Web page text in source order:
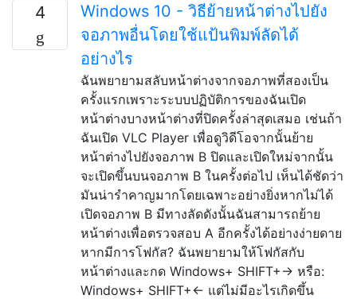
4
Windows 10 - วิธีย้ายหน้าต่างไปยัง
จอภาพอื่นโดยใช้แป้นพิมพ์ลัดได้
อย่างไร
ฉันพยายามสลับหน้าต่างจากจอภาพที่สองเป็น
ครั้งแรกเพราะระบบปฏิบัติการของฉันเปิด
หน้าต่างบางหน้าต่างที่ปิดครั้งล่าสุดเสมอ เช่นถ้า
ฉันเปิด VLC Player เพื่อดูวิดีโอจากนั้นย้าย
หน้าต่างไปยังจอภาพ B ปิดและเปิดใหม่จากนั้น
จะเปิดขึ้นบนจอภาพ B ในครั้งต่อไป เห็นได้ชัดว่า
มันน่ารำคาญมากโดยเฉพาะอย่างยิ่งหากไม่ได้
เปิดจอภาพ B มีทางลัดดังนั้นฉันสามารถย้าย
หน้าต่างเพื่อตรวจสอบ A อีกครั้งได้อย่างง่ายดาย
หากมีการโฟกัส? ฉันพยายามให้โฟกัสกับ
หน้าต่างและกด Windows+ SHIFT+→ หรือ:
Windows+ SHIFT+← แต่ไม่มีอะไรเกิดขึ้น